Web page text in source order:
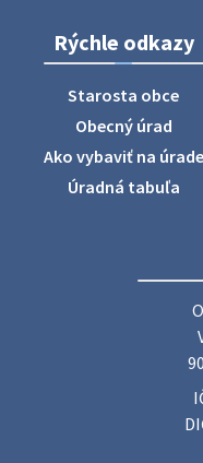
ZBER ŽELEZA
Obecný úrad
sa v našej obci
úradu budú od 8.00
železný odpad …
27. júla 2026 06:31
Zájazd do Veľkého
Základná organizácia
srdečne pozýva svoje
priateľov na
Poradne
Rýchle odkazy
Starosta obce
Obecný úrad
Ako vybaviť na úrade
Úradná tabuľa